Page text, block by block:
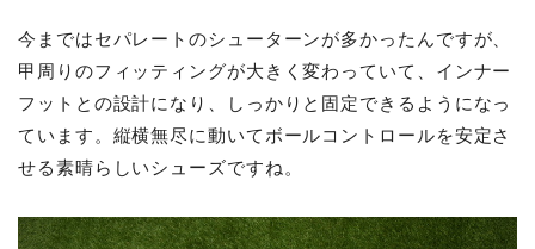
今まではセパレートのシューターンが多かったんですが、
甲周りのフィッティングが大きく変わっていて、インナー
フットとの設計になり、しっかりと固定できるようになっ
ています。縦横無尽に動いてボールコントロールを安定さ
せる素晴らしいシューズですね。